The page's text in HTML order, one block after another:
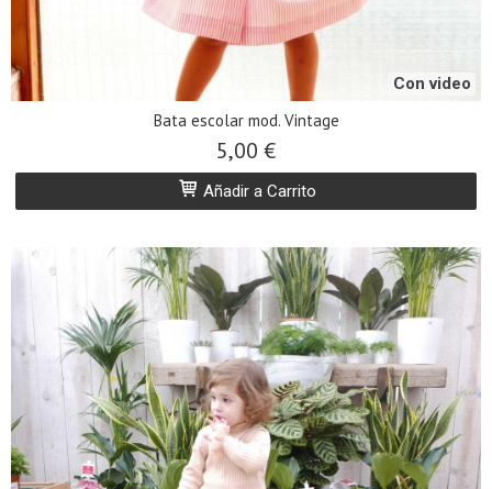
Con video
Bata escolar mod. Vintage
5,00 €
Añadir a Carrito